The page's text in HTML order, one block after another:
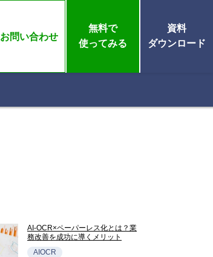
お問い合わせ
無料で
使ってみる
資料
ダウンロード
AI-OCR×ペーパーレス化とは？業
務改善を成功に導くメリット
AIOCR